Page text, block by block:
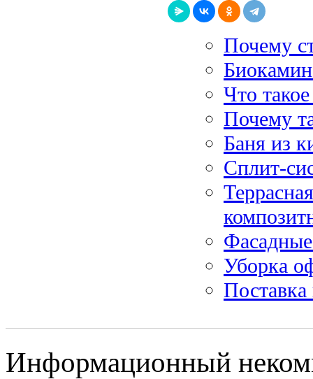
Почему
Что
Почему
Баня из
Сплит-
Уборка
Информационный